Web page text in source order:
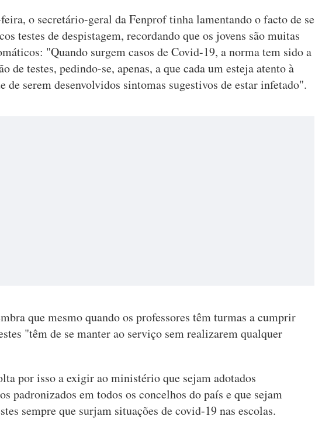
o secretário-geral da Fenprof tinha lamentando o facto de se
testes de despistagem, recordando que os jovens são muitas
"Quando surgem casos de Covid-19, a norma tem sido a
de testes, pedindo-se, apenas, a que cada um esteja atento à
de serem desenvolvidos sintomas sugestivos de estar infetado".
que mesmo quando os professores têm turmas a cumprir
"têm de se manter ao serviço sem realizarem qualquer
por isso a exigir ao ministério que sejam adotados
padronizados em todos os concelhos do país e que sejam
sempre que surjam situações de covid-19 nas escolas.